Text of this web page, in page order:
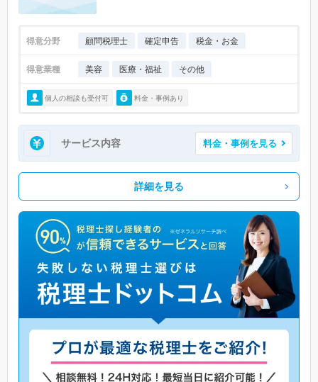
得意分野 顧問税理士 確定申告 税金・お金
得意業種 美容 医療・福祉 その他
個人の相談も受付可 料金・事例あり
サービス内容 料金・事例を見る
詳細を見る